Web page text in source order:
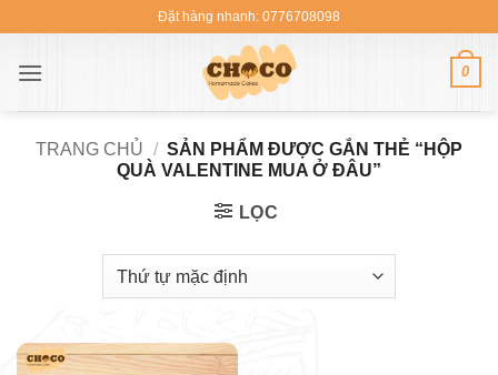
nội
Đặt hàng nhanh: 0776708098
0
TRANG CHỦ / SẢN PHẨM ĐƯỢC GẮN THẺ “HỘP
QUÀ VALENTINE MUA Ở ĐÂU”
LỌC